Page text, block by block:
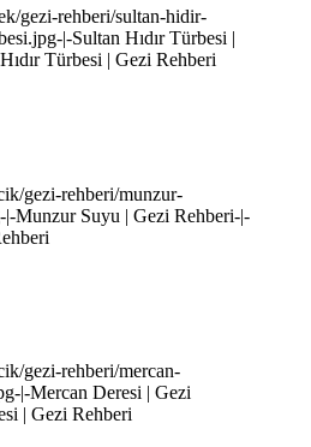
gezi-rehberi/sultan-hidir-
|-Sultan Hıdır Türbesi |
Türbesi | Gezi Rehberi
gezi-rehberi/munzur-
Munzur Suyu | Gezi Rehberi-|-
gezi-rehberi/mercan-
|-Mercan Deresi | Gezi
| Gezi Rehberi